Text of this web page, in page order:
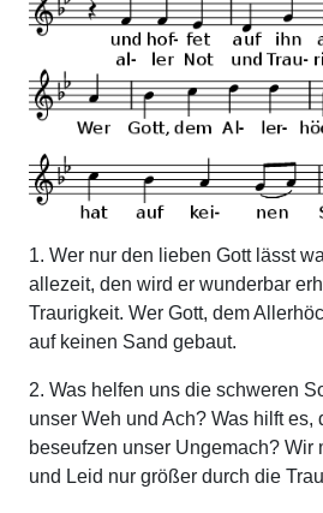
1. Wer nur den lieben Gott lässt
allezeit, den wird er wunderbar
Traurigkeit. Wer Gott, dem
auf keinen Sand gebaut.
2. Was helfen uns die schweren
unser Weh und Ach? Was hilft es,
beseufzen unser Ungemach? Wir
und Leid nur größer durch die